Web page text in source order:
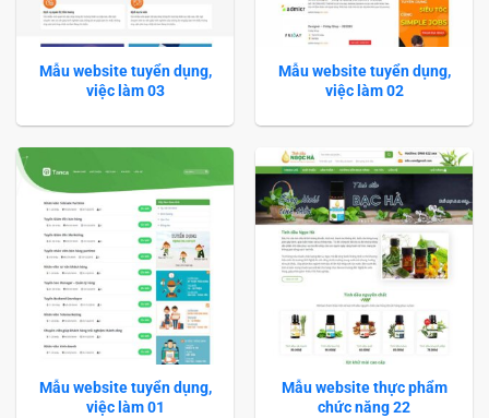
Mẫu website tuyển dụng,
việc làm 03
Mẫu website tuyển dụng,
việc làm 02
Mẫu website tuyển dụng,
việc làm 01
Mẫu website thực phẩm
chức năng 22